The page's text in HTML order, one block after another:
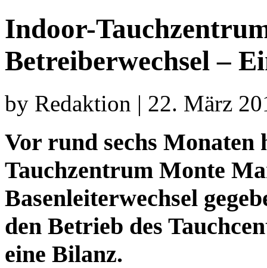
Indoor-
Betreiberwechsel –
by Redaktion | 22. März
Vor rund sechs Monaten
Tauchzentrum Monte
Basenleiterwechsel
den Betrieb des
eine Bilanz.